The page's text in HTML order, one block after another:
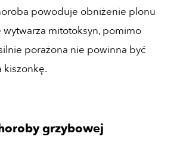
powoduje obniżenie plonu
wytwarza mitotoksyn, pomimo
porażona nie powinna być
kiszonkę.
grzybowej